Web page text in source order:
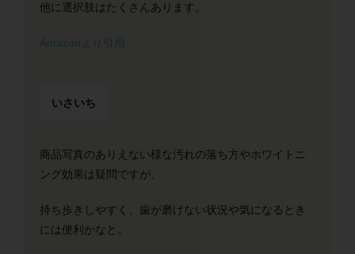
他に選択肢はたくさんあります。
Amazonより引用
いさいち
商品写真のありえない様な汚れの落ち方やホワイトニ
ング効果は疑問ですが、
持ち歩きしやすく、歯が磨けない状況や気になるとき
には便利かなと。